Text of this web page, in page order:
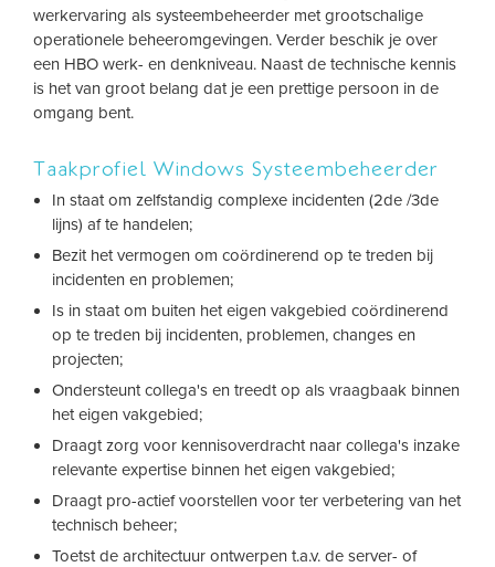
werkervaring als systeembeheerder met grootschalige
operationele beheeromgevingen. Verder beschik je over
een HBO werk- en denkniveau. Naast de technische kennis
is het van groot belang dat je een prettige persoon in de
omgang bent.
Taakprofiel Windows Systeembeheerder
In staat om zelfstandig complexe incidenten (2de /3de
lijns) af te handelen;
Bezit het vermogen om coördinerend op te treden bij
incidenten en problemen;
Is in staat om buiten het eigen vakgebied coördinerend
op te treden bij incidenten, problemen, changes en
projecten;
Ondersteunt collega's en treedt op als vraagbaak binnen
het eigen vakgebied;
Draagt zorg voor kennisoverdracht naar collega's inzake
relevante expertise binnen het eigen vakgebied;
Draagt pro-actief voorstellen voor ter verbetering van het
technisch beheer;
Toetst de architectuur ontwerpen t.a.v. de server- of